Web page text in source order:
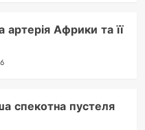
артерія Африки та її
спекотна пустеля